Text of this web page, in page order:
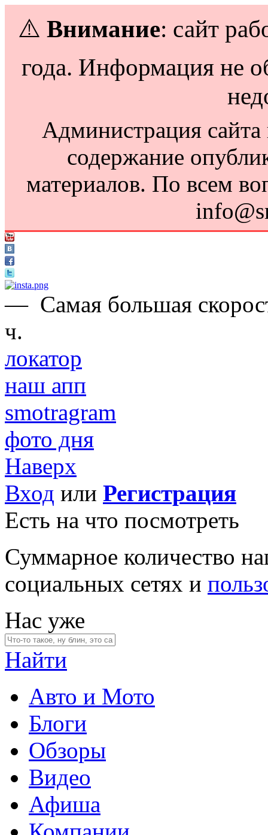
⚠️ Внимание: сайт
года. Информация не
Администрация сайта
содержание
материалов. По всем
— Самая большая
ч.
локатор
наш апп
smotragram
фото дня
Наверх
Вход или Регистрация
Есть на что посмотреть
Суммарное количество
социальных сетях и
Нас уже
Найти
Авто и Мото
Блоги
Обзоры
Видео
Афиша